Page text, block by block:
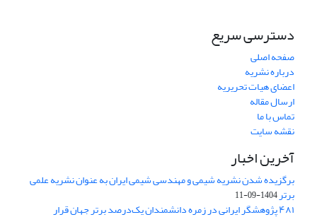
دسترسی سریع
صفحه اصلی
درباره نشریه
اعضای هیات تحریریه
ارسال مقاله
تماس با ما
نقشه سایت
آخرین اخبار
برگزیده شدن نشریه شیمی و مهندسی شیمی ایران به عنوان نشریه علمی
برتر1404-09-11
۴۸۱ پژوهشگر ایرانی در زمره دانشمندان یک‌درصد برتر جهان قرار